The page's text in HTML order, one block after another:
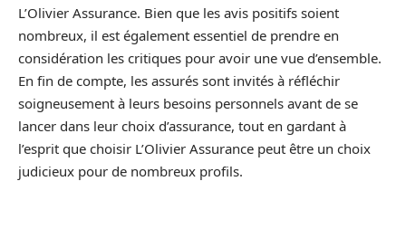
L’Olivier Assurance. Bien que les avis positifs soient
nombreux, il est également essentiel de prendre en
considération les critiques pour avoir une vue d’ensemble.
En fin de compte, les assurés sont invités à réfléchir
soigneusement à leurs besoins personnels avant de se
lancer dans leur choix d’assurance, tout en gardant à
l’esprit que choisir L’Olivier Assurance peut être un choix
judicieux pour de nombreux profils.